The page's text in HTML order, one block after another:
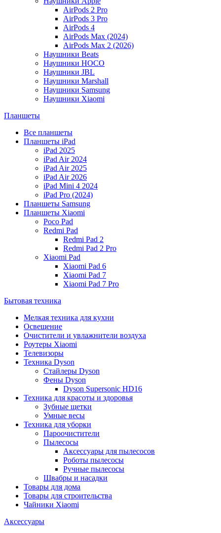
AirPods 2 Pro
AirPods 3 Pro
AirPods 4
AirPods Max (2024)
AirPods Max 2 (2026)
Наушники Beats
Наушники HOCO
Наушники JBL
Наушники Marshall
Наушники Samsung
Наушники Xiaomi
Планшеты
Все планшеты
Планшеты iPad
iPad 2025
iPad Air 2024
iPad Air 2025
iPad Air 2026
iPad Mini 4 2024
iPad Pro (2024)
Планшеты Samsung
Планшеты Xiaomi
Poco Pad
Redmi Pad
Redmi Pad 2
Redmi Pad 2 Pro
Xiaomi Pad
Xiaomi Pad 6
Xiaomi Pad 7
Xiaomi Pad 7 Pro
Бытовая техника
Мелкая техника для кухни
Освещение
Очистители и увлажнители воздуха
Роутеры Xiaomi
Телевизоры
Техника Dyson
Стайлеры Dyson
Фены Dyson
Dyson Supersonic HD16
Техника для красоты и здоровья
Зубные щетки
Умные весы
Техника для уборки
Пароочистители
Пылесосы
Аксессуары для пылесосов
Роботы пылесосы
Ручные пылесосы
Швабры и насадки
Товары для дома
Товары для строительства
Чайники Xiaomi
Аксессуары